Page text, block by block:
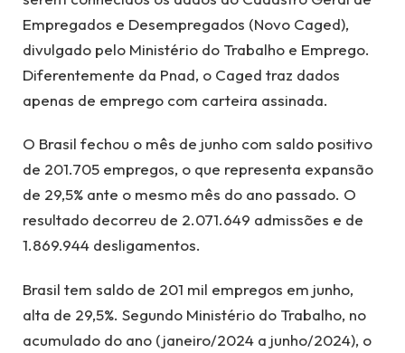
Empregados e Desempregados (Novo Caged),
divulgado pelo Ministério do Trabalho e Emprego.
Diferentemente da Pnad, o Caged traz dados
apenas de emprego com carteira assinada.
O Brasil fechou o mês de junho com saldo positivo
de 201.705 empregos, o que representa expansão
de 29,5% ante o mesmo mês do ano passado. O
resultado decorreu de 2.071.649 admissões e de
1.869.944 desligamentos.
Brasil tem saldo de 201 mil empregos em junho,
alta de 29,5%. Segundo Ministério do Trabalho, no
acumulado do ano (janeiro/2024 a junho/2024), o